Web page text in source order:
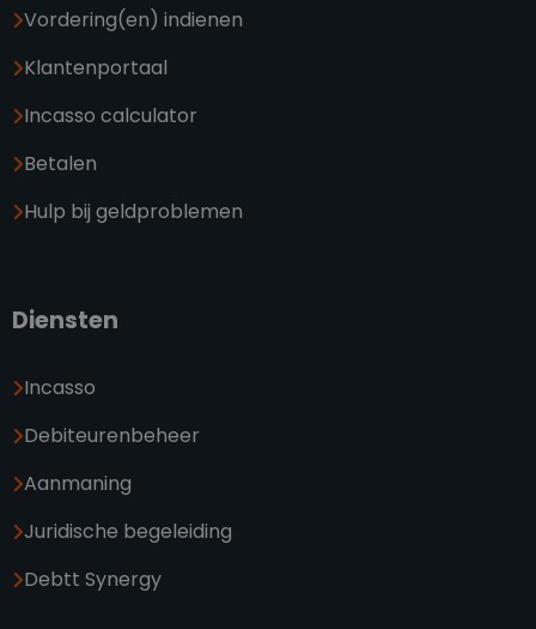
Vordering(en) indienen
Klantenportaal
Incasso calculator
Betalen
Hulp bij geldproblemen
Diensten
Incasso
Debiteurenbeheer
Aanmaning
Juridische begeleiding
Debtt Synergy